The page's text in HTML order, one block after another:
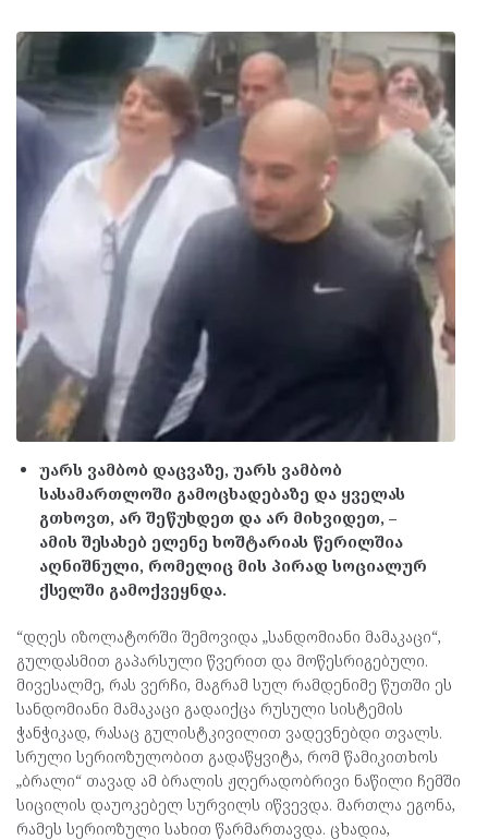
უარს ვამბობ დაცვაზე, უარს ვამბობ
სასამართლოში გამოცხადებაზე და ყველას
გთხოვთ, არ შეწუხდეთ და არ მიხვიდეთ, –
ამის შესახებ ელენე ხოშტარიას წერილშია
აღნიშნული, რომელიც მის პირად სოციალურ
ქსელში გამოქვეყნდა.
“დღეს იზოლატორში შემოვიდა „სანდომიანი მამაკაცი“,
გულდასმით გაპარსული წვერით და მოწესრიგებული.
მივესალმე, რას ვერჩი, მაგრამ სულ რამდენიმე წუთში ეს
სანდომიანი მამაკაცი გადაიქცა რუსული სისტემის
ჭანჭიკად, რასაც გულისტკივილით ვადევნებდი თვალს.
სრული სერიოზულობით გადაწყვიტა, რომ წამიკითხოს
„ბრალი“ თავად ამ ბრალის ჟღერადობრივი ნაწილი ჩემში
სიცილის დაუოკებელ სურვილს იწვევდა. მართლა ეგონა,
რამეს სერიოზული სახით წარმართავდა. ცხადია,